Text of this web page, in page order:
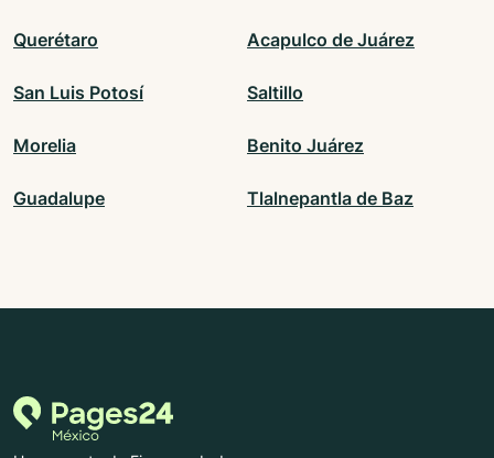
Querétaro Acapulco de Juárez
San Luis Potosí Saltillo
Morelia Benito Juárez
Guadalupe Tlalnepantla de Baz